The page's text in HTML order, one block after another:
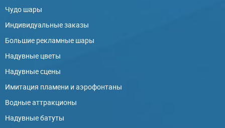
Чудо шары
Индивидуальные заказы
Большие рекламные шары
Надувные цветы
Надувные сцены
Имитация пламени и аэрофонтаны
Водные аттракционы
Надувные батуты